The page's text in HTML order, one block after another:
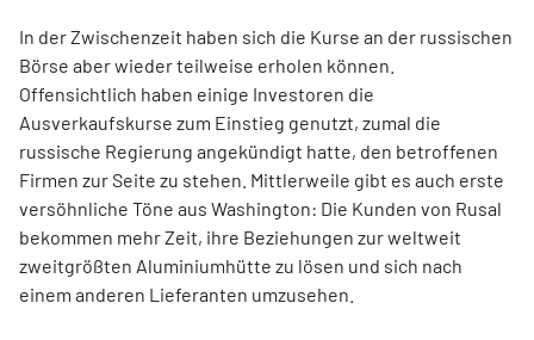
In der Zwischenzeit haben sich die Kurse an der russischen
Börse aber wieder teilweise erholen können.
Offensichtlich haben einige Investoren die
Ausverkaufskurse zum Einstieg genutzt, zumal die
russische Regierung angekündigt hatte, den betroffenen
Firmen zur Seite zu stehen. Mittlerweile gibt es auch erste
versöhnliche Töne aus Washington: Die Kunden von Rusal
bekommen mehr Zeit, ihre Beziehungen zur weltweit
zweitgrößten Aluminiumhütte zu lösen und sich nach
einem anderen Lieferanten umzusehen.